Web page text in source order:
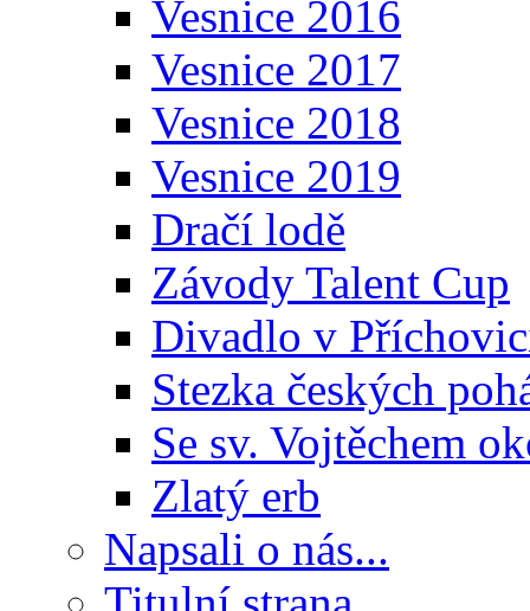
Vesnice 2016
Vesnice 2017
Vesnice 2018
Vesnice 2019
Dračí lodě
Závody Talent Cup
Divadlo v
Stezka českých
Se sv. Vojtěchem
Zlatý erb
Napsali o nás...